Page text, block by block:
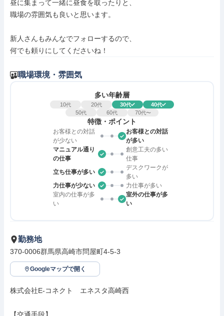
昼に集まって一緒に昼食を取ったりと、
職場の雰囲気も良いと思います。
新人さんもみんなでフォローするので、
何でも頼りにしてくださいね！
職場環境・雰囲気
多い年齢層
10代 20代 30代 40代
50代 60代 70代〜
特徴・ポイント
お客様との対話
が少ない
お客様との対話
が多い
マニュアル通り
の仕事
創意工夫の多い
仕事
立ち仕事が多い
デスクワークが
多い
力仕事が少ない
力仕事が多い
室内の仕事が多
い
室外の仕事が多
い
勤務地
370-0006群馬県高崎市問屋町4-5-3
Googleマップで開く
株式会社E-コネクト　エネスタ高崎西